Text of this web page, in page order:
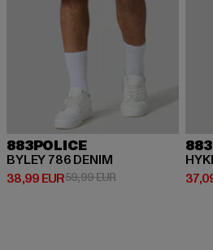
883POLICE
BYLEY 786 DENIM
38,99 EUR
Derzeitiger Preis: 38,99 EUR
59,99 EURAktionspreis: 59,99